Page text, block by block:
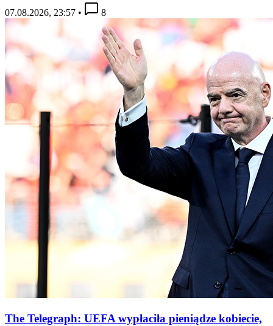
07.08.2026, 23:57 • 8
The Telegraph: UEFA wypłaciła pieniądze kobiecie,